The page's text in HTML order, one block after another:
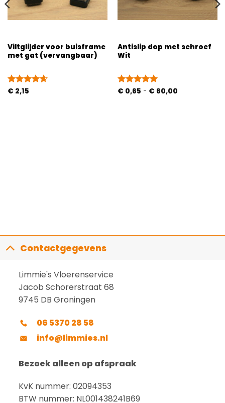
Viltglijder voor buisframe
met gat (vervangbaar)
Gewaardeerd
€ 2,15
Antislip dop met schroef
Wit
Gewaardeerd
€ 0,65 - € 60,00Prijsklasse:
Contactgegevens
Limmie's Vloerenservice
Jacob Schorerstraat 68
9745 DB Groningen
06 5370 28 58
info@limmies.nl
Bezoek alleen op afspraak
KvK nummer: 02094353
BTW nummer: NL001438241B69